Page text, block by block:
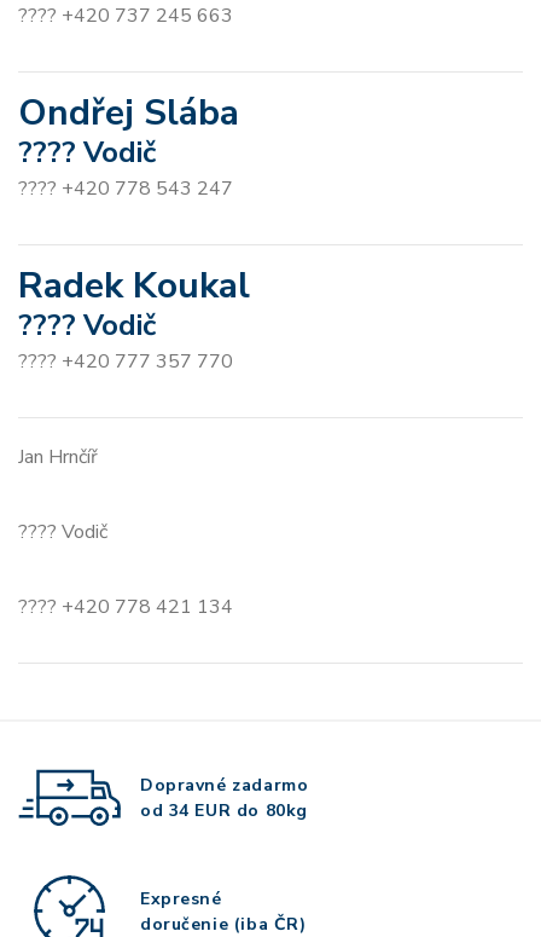
???? +420 737 245 663
Ondřej Slába
???? Vodič
???? +420 778 543 247
Radek Koukal
???? Vodič
???? +420 777 357 770
Jan Hrnčíř
???? Vodič
???? +420 778 421 134
Dopravné zadarmo
od 34 EUR do 80kg
Expresné
doručenie (iba ČR)